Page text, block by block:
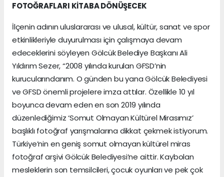
FOTOĞRAFLARI KİTABA DÖNÜŞECEK
İlçenin adının uluslararası ve ulusal, kültür, sanat ve spor
etkinlikleriyle duyurulması için çalışmaya devam
edeceklerini söyleyen Gölcük Belediye Başkanı Ali
Yıldırım Sezer, “2008 yılında kurulan GFSD’nin
kurucularındanım. O günden bu yana Gölcük Belediyesi
ve GFSD önemli projelere imza attılar. Özellikle 10 yıl
boyunca devam eden en son 2019 yılında
düzenlediğimiz ‘Somut Olmayan Kültürel Mirasımız’
başlıklı fotoğraf yarışmalarına dikkat çekmek istiyorum.
Türkiye’nin en geniş somut olmayan kültürel miras
fotoğraf arşivi Gölcük Belediyesi’ne aittir. Kaybolan
mesleklerin son temsilcileri, çocuk oyunları ve pek çok